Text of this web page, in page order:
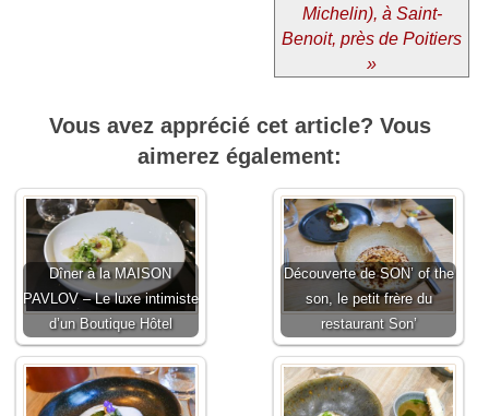
Michelin), à Saint-
Benoit, près de Poitiers
»
Vous avez apprécié cet article? Vous
aimerez également:
Dîner à la MAISON
PAVLOV – Le luxe intimiste
d’un Boutique Hôtel
Découverte de SON’ of the
son, le petit frère du
restaurant Son’